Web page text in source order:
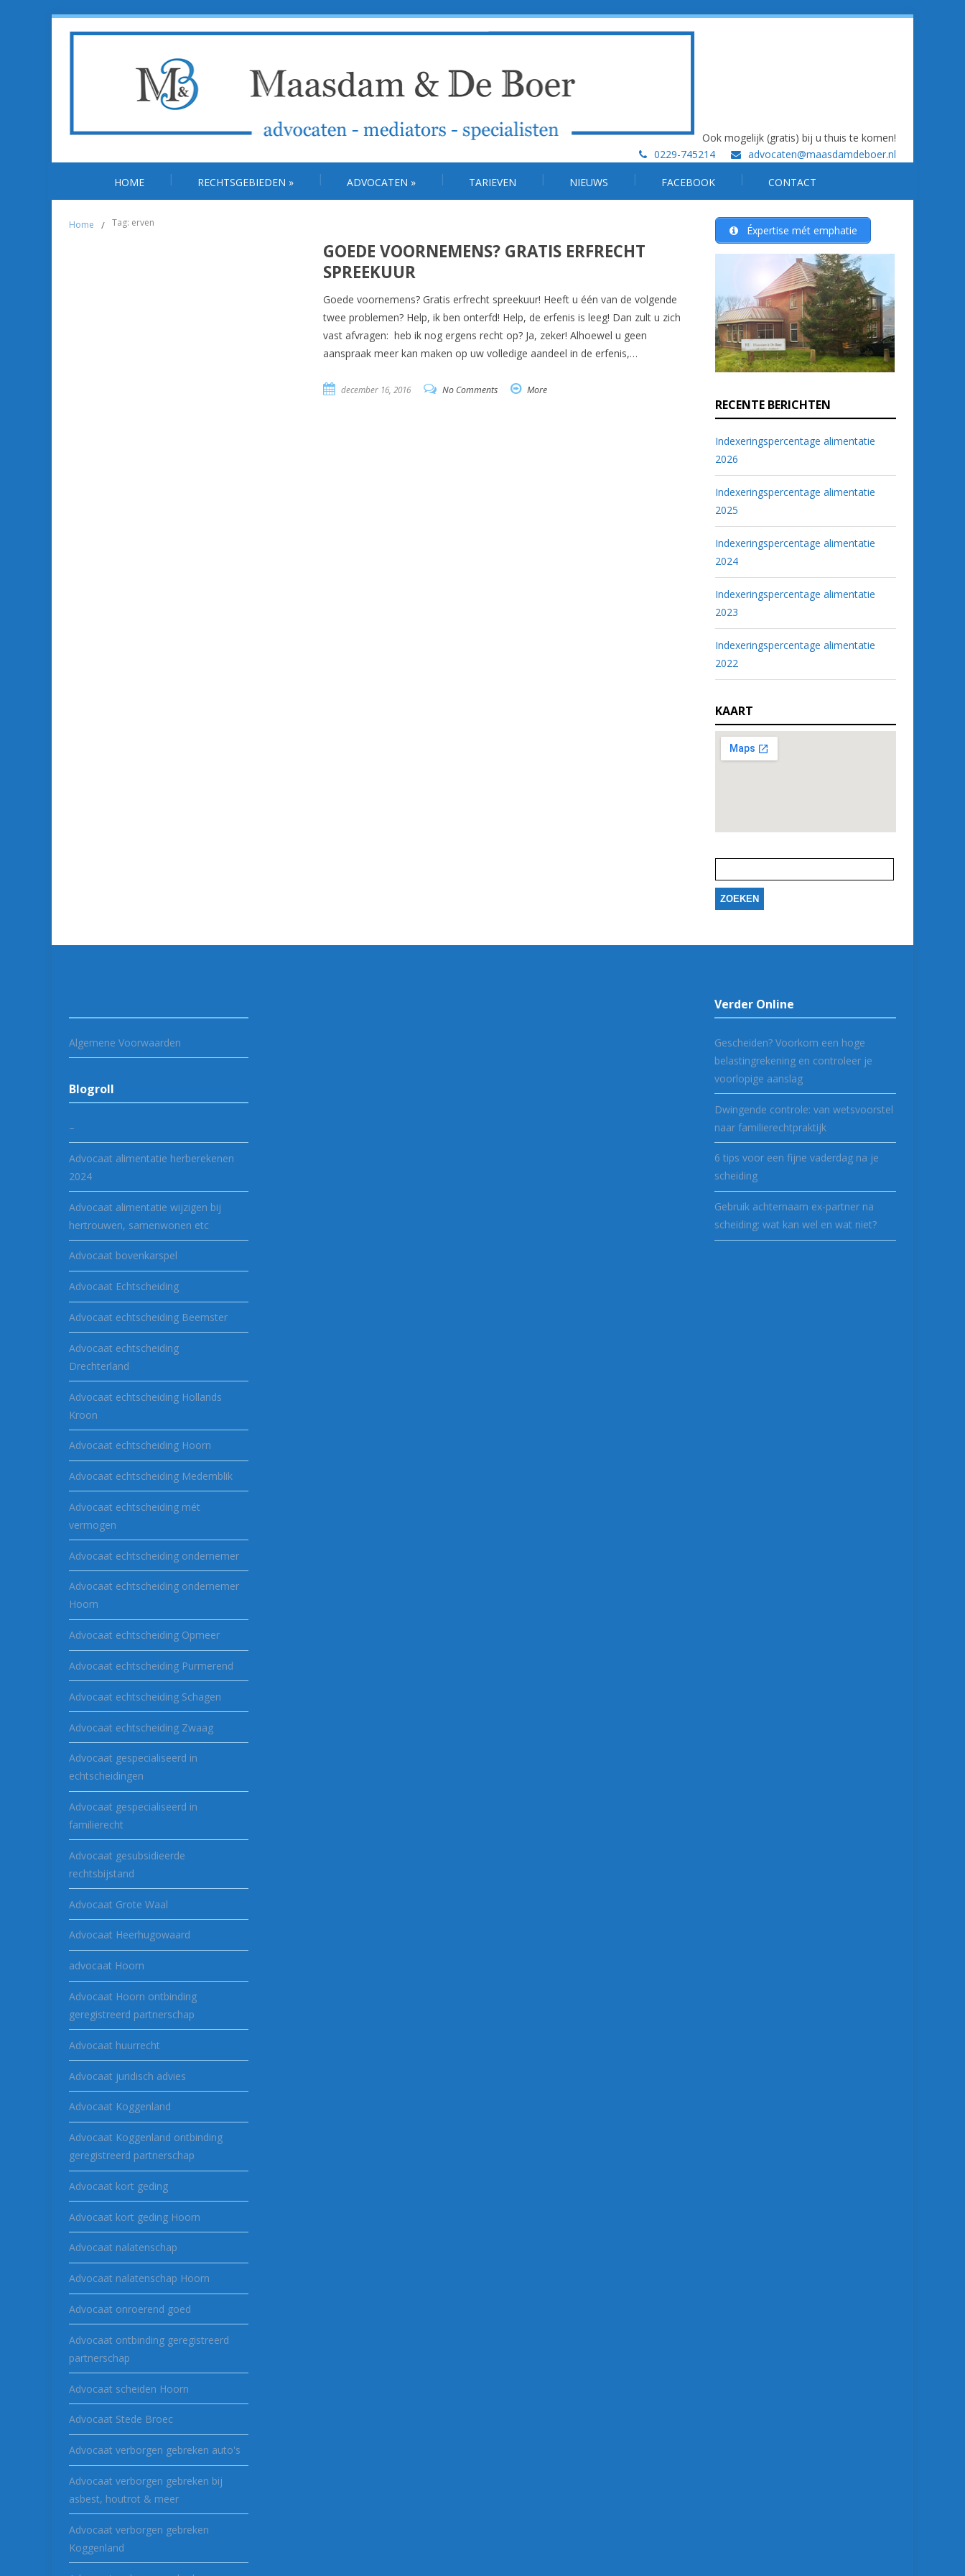
Ook mogelijk (gratis) bij u thuis te komen!
0229-745214
advocaten@maasdamdeboer.nl
HOME RECHTSGEBIEDEN » ADVOCATEN » TARIEVEN NIEUWS FACEBOOK CONTACT
Home / Tag: erven
GOEDE VOORNEMENS? GRATIS ERFRECHT
SPREEKUUR
Goede voornemens? Gratis erfrecht spreekuur! Heeft u één van de volgende
twee problemen? Help, ik ben onterfd! Help, de erfenis is leeg! Dan zult u zich
vast afvragen: heb ik nog ergens recht op? Ja, zeker! Alhoewel u geen
aanspraak meer kan maken op uw volledige aandeel in de erfenis,…
december 16, 2016 No Comments More
Éxpertise mét emphatie
RECENTE BERICHTEN
Indexeringspercentage alimentatie
2026
Indexeringspercentage alimentatie
2025
Indexeringspercentage alimentatie
2024
Indexeringspercentage alimentatie
2023
Indexeringspercentage alimentatie
2022
KAART
naar:
Algemene Voorwaarden
Blogroll
–
Advocaat alimentatie herberekenen
2024
Advocaat alimentatie wijzigen bij
hertrouwen, samenwonen etc
Advocaat bovenkarspel
Advocaat Echtscheiding
Advocaat echtscheiding Beemster
Advocaat echtscheiding
Drechterland
Advocaat echtscheiding Hollands
Kroon
Advocaat echtscheiding Hoorn
Advocaat echtscheiding Medemblik
Advocaat echtscheiding mét
vermogen
Advocaat echtscheiding ondernemer
Advocaat echtscheiding ondernemer
Hoorn
Advocaat echtscheiding Opmeer
Advocaat echtscheiding Purmerend
Advocaat echtscheiding Schagen
Advocaat echtscheiding Zwaag
Advocaat gespecialiseerd in
echtscheidingen
Advocaat gespecialiseerd in
familierecht
Advocaat gesubsidieerde
rechtsbijstand
Advocaat Grote Waal
Advocaat Heerhugowaard
advocaat Hoorn
Advocaat Hoorn ontbinding
geregistreerd partnerschap
Advocaat huurrecht
Advocaat juridisch advies
Advocaat Koggenland
Advocaat Koggenland ontbinding
geregistreerd partnerschap
Advocaat kort geding
Advocaat kort geding Hoorn
Advocaat nalatenschap
Advocaat nalatenschap Hoorn
Advocaat onroerend goed
Advocaat ontbinding geregistreerd
partnerschap
Advocaat scheiden Hoorn
Advocaat Stede Broec
Advocaat verborgen gebreken auto's
Advocaat verborgen gebreken bij
asbest, houtrot & meer
Advocaat verborgen gebreken
Koggenland
Verder Online
Gescheiden? Voorkom een hoge
belastingrekening en controleer je
voorlopige aanslag
Dwingende controle: van wetsvoorstel
naar familierechtpraktijk
6 tips voor een fijne vaderdag na je
scheiding
Gebruik achternaam ex-partner na
scheiding: wat kan wel en wat niet?